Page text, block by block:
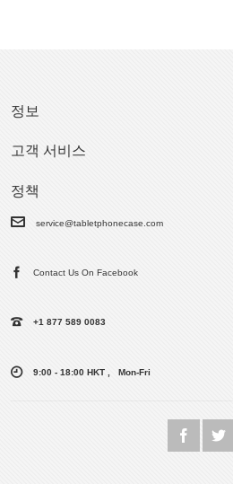
정보
고객 서비스
정책
service@tabletphonecase.com
Contact Us On Facebook
+1 877 589 0083
9:00 - 18:00 HKT , Mon-Fri